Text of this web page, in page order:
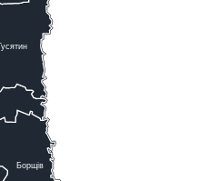
Борщів
Гусятин